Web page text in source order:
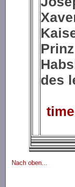
des
Nach oben...